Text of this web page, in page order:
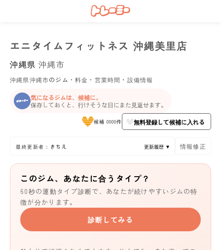
エニタイムフィットネス 沖縄美里店
沖縄県 沖縄市
沖縄県沖縄市のジム・料金・営業時間・設備情報
気になるジムは、候補に。
保存しておくと、行けそうな日にまた見返せます。
候補 0000件 無料登録して候補に入れる
最終更新者：きちえ 更新履歴 ▼ 情報修正
このジム、あなたに合うタイプ？
60秒の運動タイプ診断で、あなたが続けやすいジムの特
徴が分かります。
診断してみる